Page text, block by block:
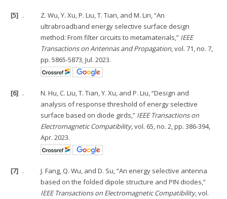
[5] .
Z. Wu, Y. Xu, P. Liu, T. Tian, and M. Lin, “An
ultrabroadband energy selective surface design
method: From filter circuits to metamaterials,” IEEE
Transactions on Antennas and Propagation, vol. 71, no. 7,
pp. 5865-5873, Jul. 2023.
[6] .
N. Hu, C. Liu, T. Tian, Y. Xu, and P. Liu, “Design and
analysis of response threshold of energy selective
surface based on diode girds,” IEEE Transactions on
Electromagnetic Compatibility, vol. 65, no. 2, pp. 386-394,
Apr. 2023.
[7] .
J. Fang, Q. Wu, and D. Su, “An energy selective antenna
based on the folded dipole structure and PIN diodes,”
IEEE Transactions on Electromagnetic Compatibility, vol.